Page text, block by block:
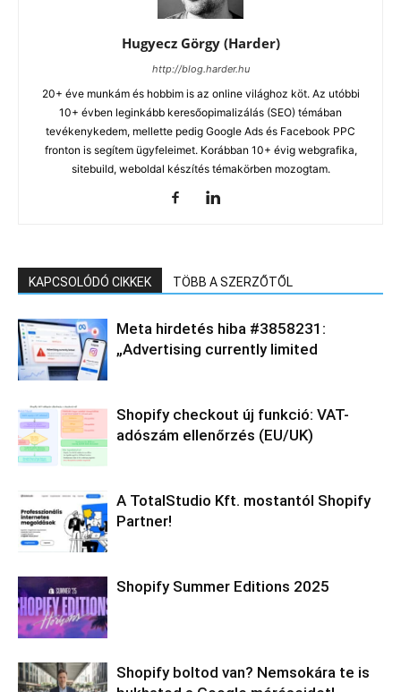
Hugyecz Görgy (Harder)
http://blog.harder.hu
20+ éve munkám és hobbim is az online világhoz köt. Az utóbbi
10+ évben leginkább keresőopimalizálás (SEO) témában
tevékenykedem, mellette pedig Google Ads és Facebook PPC
fronton is segítem ügyfeleimet. Korábban 10+ évig webgrafika,
sitebuild, weboldal készítés témakörben mozogtam.
KAPCSOLÓDÓ CIKKEK TÖBB A SZERZŐTŐL
Meta hirdetés hiba #3858231:
„Advertising currently limited
Shopify checkout új funkció: VAT-
adószám ellenőrzés (EU/UK)
A TotalStudio Kft. mostantól Shopify
Partner!
Shopify Summer Editions 2025
Shopify boltod van? Nemsokára te is